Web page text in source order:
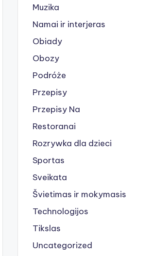
Muzika
Namai ir interjeras
Obiady
Obozy
Podróże
Przepisy
Przepisy Na
Restoranai
Rozrywka dla dzieci
Sportas
Sveikata
Švietimas ir mokymasis
Technologijos
Tikslas
Uncategorized